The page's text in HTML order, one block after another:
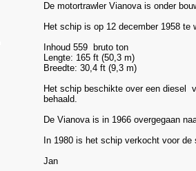
De motortrawler Vianova is onder
Het schip is op 12 december 1958 te
Inhoud 559 bruto ton
Lengte: 165 ft (50,3 m)
Breedte: 30,4 ft (9,3 m)
Het schip beschikte over een diesel
behaald.
De Vianova is in 1966 overgegaan
In 1980 is het schip verkocht voor de
Jan